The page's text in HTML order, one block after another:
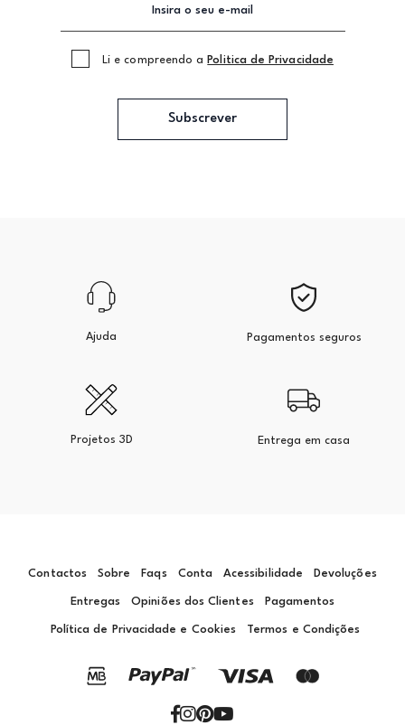
Li e compreendo a Politica de Privacidade
Subscrever
Ajuda Pagamentos seguros
Projetos 3D Entrega em casa
Contactos Sobre Faqs Conta Acessibilidade Devoluções
Entregas Opiniões dos Clientes Pagamentos
Política de Privacidade e Cookies Termos e Condições